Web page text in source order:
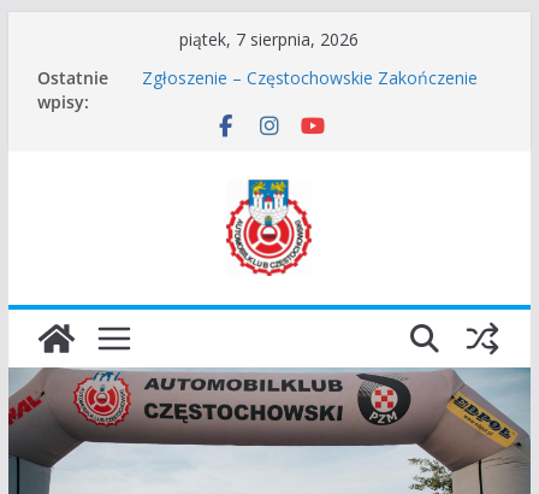
treści
piątek, 7 sierpnia, 2026
Ostatnie
wpisy:
Zgłoszenie – Częstochowskie Zakończenie
45 Rajd Częstochowski zostaje odwołany.
I Gliwicki Classic Sprint o Puchar Prezydenta
Miasta Gliwice